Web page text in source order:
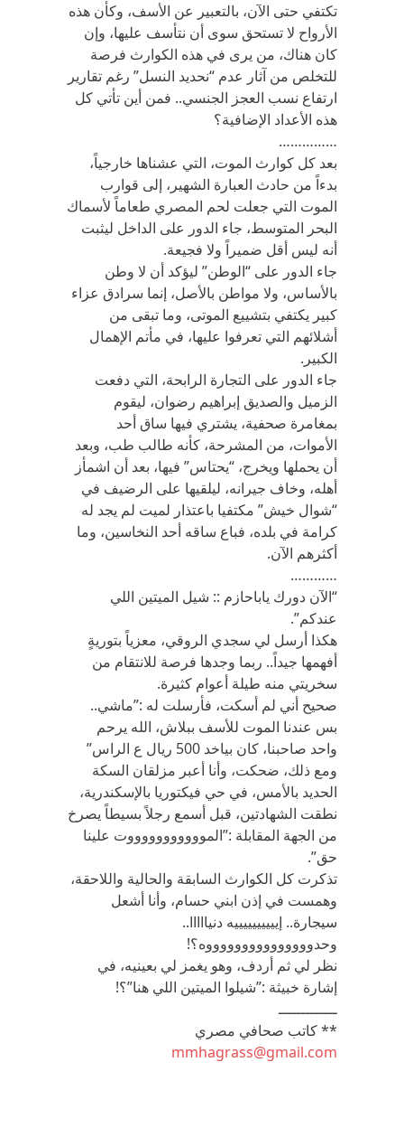
تكتفي حتى الآن، بالتعبير عن الأسف، وكأن هذه
الأرواح لا تستحق سوى أن نتأسف عليها، وإن
كان هناك، من يرى في هذه الكوارث فرصة
للتخلص من آثار عدم “نحديد النسل” رغم تقارير
ارتفاع نسب العجز الجنسي.. فمن أين تأتي كل
هذه الأعداد الإضافية؟
……………
بعد كل كوارث الموت، التي عشناها خارجياً،
بدءاً من حادث العبارة الشهير، إلى قوارب
الموت التي جعلت لحم المصري طعاماً لأسماك
البحر المتوسط، جاء الدور على الداخل ليثبت
أنه ليس أقل ضميراً ولا فجيعة.
جاء الدور على “الوطن” ليؤكد أن لا وطن
بالأساس، ولا مواطن بالأصل، إنما سرادق عزاء
كبير يكتفي بتشييع الموتى، وما تبقى من
أشلائهم التي تعرفوا عليها، في مأتم الإهمال
الكبير.
جاء الدور على التجارة الرابحة، التي دفعت
الزميل والصديق إبراهيم رضوان، ليقوم
بمغامرة صحفية، يشتري فيها ساق أحد
الأموات، من المشرحة، كأنه طالب طب، وبعد
أن يحملها ويخرج، “يحتاس” فيها، بعد أن اشمأز
أهله، وخاف جيرانه، ليلقيها على الرضيف في
“شوال خيش” مكتفيا باعتذار لميت لم يجد له
كرامة في بلده، فباع ساقه أحد النخاسين، وما
أكثرهم الآن.
…………
“الآن دورك ياباحازم :: شيل الميتين اللي
عندكم”.
هكذا أرسل لي سجدي الروقي، معزياً بتوريةٍ
أفهمها جيداً.. ربما وجدها فرصة للانتقام من
سخريتي منه طيلة أعوام كثيرة.
صحيح أني لم أسكت، فأرسلت له :”ماشي..
بس عندنا الموت للأسف ببلاش، الله يرحم
واحد صاحبنا، كان بياخد 500 ريال ع الراس”
ومع ذلك، ضحكت، وأنا أعبر مزلقان السكة
الحديد بالأمس، في حي فيكتوريا بالإسكندرية،
نطقت الشهادتين، قبل أسمع رجلاً بسيطاً يصرخ
من الجهة المقابلة :”الموووووووووووت علينا
حق”.
تذكرت كل الكوارث السابقة والحالية واللاحقة،
وهمست في إذن ابني حسام، وأنا أشعل
سيجارة.. إييييييييييه دنيااااا..
وحدوووووووووووووووه؟!
نظر لي ثم أردف، وهو يغمز لي بعينيه، في
إشارة خبيثة :”شيلوا الميتين اللي هنا”؟!
ـــــــــــــ
** كاتب صحافي مصري
mmhagrass@gmail.com